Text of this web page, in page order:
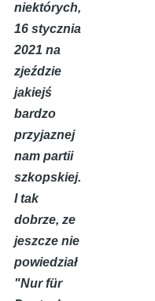
niektórych,
16 stycznia
2021 na
zjeździe
jakiejś
bardzo
przyjaznej
nam partii
szkopskiej.
I tak
dobrze, ze
jeszcze nie
powiedział
"Nur für